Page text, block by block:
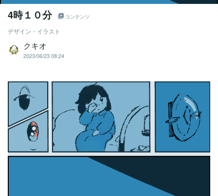
4時１０分 コンテンツ
デザイン・イラスト
クキオ
2023/06/23 08:24